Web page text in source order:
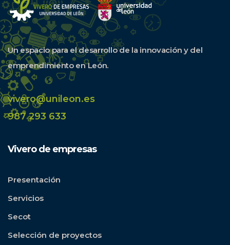
Un espacio para el desarrollo de la innovación y del
emprendimiento en León.
vivero@unileon.es
987 293 633
Vivero de empresas
Presentación
Servicios
Secot
Selección de proyectos